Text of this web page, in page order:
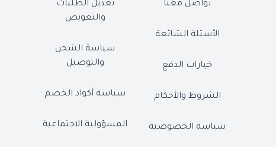
تواصل معنا
الأسئلة الشائعة
خيارات الدفع
الشروط والأحكام
سياسة الخصوصية
تعديل الطلبات
والتعويض
سياسة الشحن
والتوصيل
سياسة أكواد الخصم
المسؤولية الاجتماعية